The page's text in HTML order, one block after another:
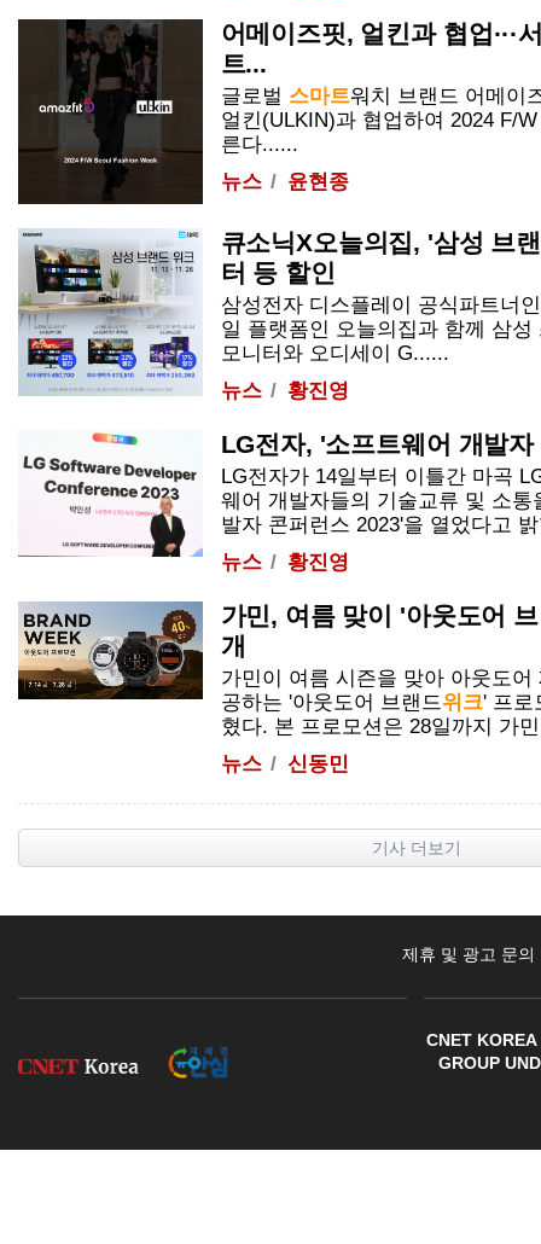
어메이즈핏, 얼킨과 협업···
트...
글로벌 스마트워치 브랜드 어메이
얼킨(ULKIN)과 협업하여 2024 F/
른다......
뉴스
윤현종
큐소닉X오늘의집, '삼성 브
터 등 할인
삼성전자 디스플레이 공식파트너
일 플랫폼인 오늘의집과 함께 삼성
모니터와 오디세이 G......
뉴스
황진영
LG전자, '소프트웨어 개발
LG전자가 14일부터 이틀간 마곡
웨어 개발자들의 기술교류 및 소
발자 콘퍼런스 2023'을 열었다고
뉴스
황진영
가민, 여름 맞이 '아웃도어
개
가민이 여름 시즌을 맞아 아웃도
공하는 '아웃도어 브랜드위크' 프로
혔다. 본 프로모션은 28일까지 가
뉴스
신동민
기사 더보기
제휴 및 광고 문의
CNET
GROUP